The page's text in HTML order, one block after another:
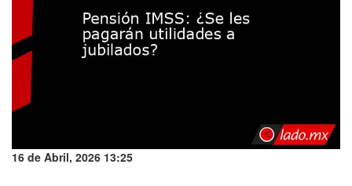
16 de Abril, 2026 13:25